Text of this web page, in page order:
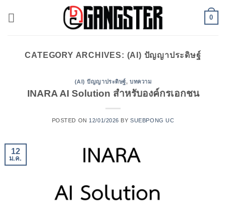
0
CATEGORY ARCHIVES: (AI) ปัญญาประดิษฐ์
(AI) ปัญญาประดิษฐ์,บทความ
INARA AI Solution สำหรับองค์กรเอกชน
POSTED ON 12/01/2026 BYSUEBPONG UC
12
ม.ค.